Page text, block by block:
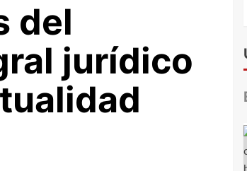
del
jurídico